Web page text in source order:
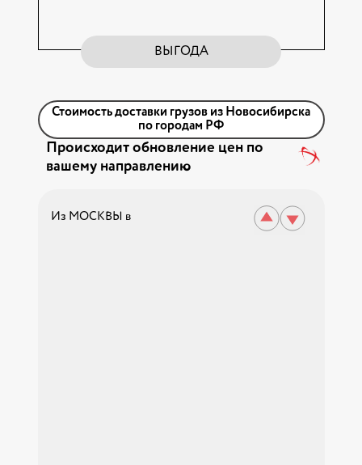
ВЫГОДА
Стоимость доставки грузов из Новосибирска
по городам РФ
Происходит обновление цен по
вашему направлению
Из МОСКВЫ в